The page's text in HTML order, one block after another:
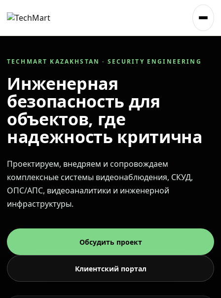
TECHMART KAZAKHSTAN · SECURITY ENGINEERING
Инженерная
безопасность для
объектов, где
надежность критична
Проектируем, внедряем и сопровождаем
комплексные системы видеонаблюдения, СКУД,
ОПС/АПС, видеоаналитики и инженерной
инфраструктуры.
Обсудить проект
Клиентский портал